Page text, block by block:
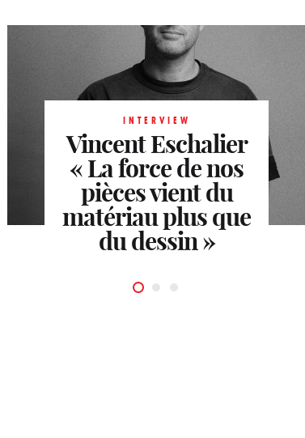
INTERVIEW
Vincent Eschalier
« La force de nos
pièces vient du
matériau plus que
du dessin »
INTERVIEW
Jean-Michel
WilmotteLa
pierre en
signature
INTERVIEW
Ana Girardot : la
Nouvelle Vague du
cinéma